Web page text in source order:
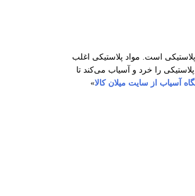
است. مواد پلاستیکی اغلب
را خرد و آسیاب می‌کند تا
آسیاب از سایت میلان کالا»